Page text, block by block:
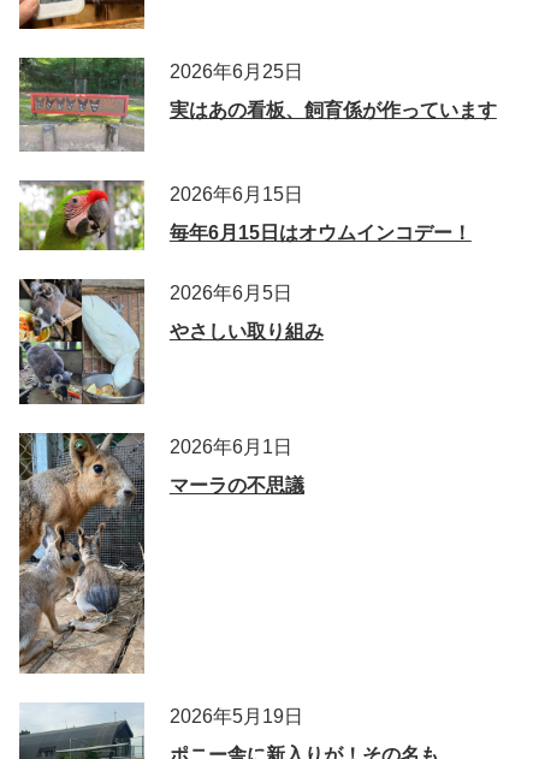
2026年6月25日
実はあの看板、飼育係が作っています
2026年6月15日
毎年6月15日はオウムインコデー！
2026年6月5日
やさしい取り組み
2026年6月1日
マーラの不思議
2026年5月19日
ポニー舎に新入りが！その名も…